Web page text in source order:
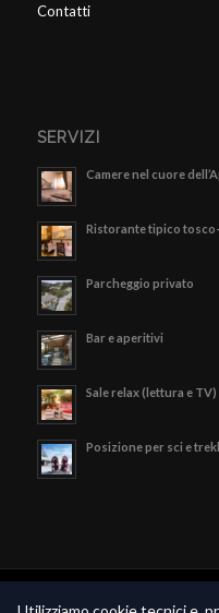
Contatti
SERVIZI
Camere nel cuore
Ristorante tipico
Parcheggio privato
Bar e aperitivi
Sale relax (lettura e TV)
Posizione per sci e